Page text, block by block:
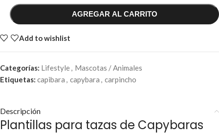
AGREGAR AL CARRITO
Add to wishlist
Categorías: Lifestyle, Mascotas / Animales
Etiquetas: capibara , capybara , carpincho
Descripción
Plantillas para tazas de Capybaras